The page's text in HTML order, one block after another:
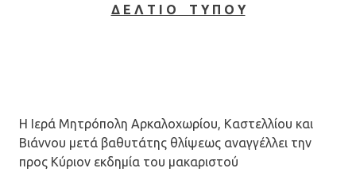
Δ Ε Λ Τ Ι Ο Τ Υ Π Ο Υ
Η Ιερά Μητρόπολη Αρκαλοχωρίου, Καστελλίου και
Βιάννου μετά βαθυτάτης θλίψεως αναγγέλλει την
προς Κύριον εκδημία του μακαριστού